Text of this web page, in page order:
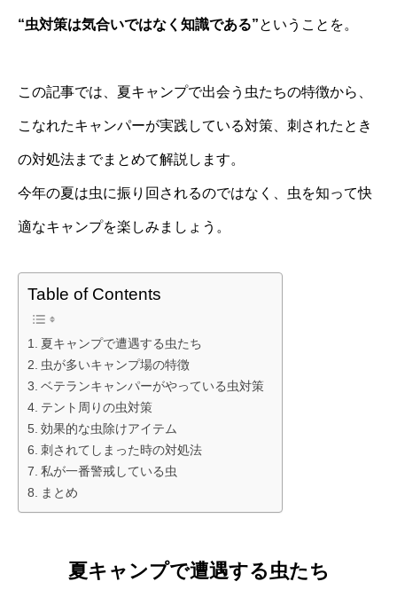
“虫対策は気合いではなく知識である”ということを。
この記事では、夏キャンプで出会う虫たちの特徴から、
こなれたキャンパーが実践している対策、刺されたとき
の対処法までまとめて解説します。
今年の夏は虫に振り回されるのではなく、虫を知って快
適なキャンプを楽しみましょう。
Table of Contents
夏キャンプで遭遇する虫たち
虫が多いキャンプ場の特徴
ベテランキャンパーがやっている虫対策
テント周りの虫対策
効果的な虫除けアイテム
刺されてしまった時の対処法
私が一番警戒している虫
まとめ
夏キャンプで遭遇する虫たち